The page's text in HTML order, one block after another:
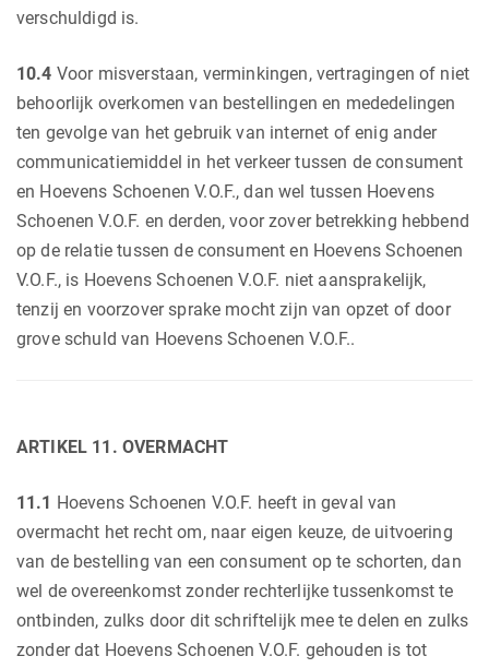
verschuldigd is.
10.4 Voor misverstaan, verminkingen, vertragingen of niet
behoorlijk overkomen van bestellingen en mededelingen
ten gevolge van het gebruik van internet of enig ander
communicatiemiddel in het verkeer tussen de consument
en Hoevens Schoenen V.O.F., dan wel tussen Hoevens
Schoenen V.O.F. en derden, voor zover betrekking hebbend
op de relatie tussen de consument en Hoevens Schoenen
V.O.F., is Hoevens Schoenen V.O.F. niet aansprakelijk,
tenzij en voorzover sprake mocht zijn van opzet of door
grove schuld van Hoevens Schoenen V.O.F..
ARTIKEL 11. OVERMACHT
11.1 Hoevens Schoenen V.O.F. heeft in geval van
overmacht het recht om, naar eigen keuze, de uitvoering
van de bestelling van een consument op te schorten, dan
wel de overeenkomst zonder rechterlijke tussenkomst te
ontbinden, zulks door dit schriftelijk mee te delen en zulks
zonder dat Hoevens Schoenen V.O.F. gehouden is tot